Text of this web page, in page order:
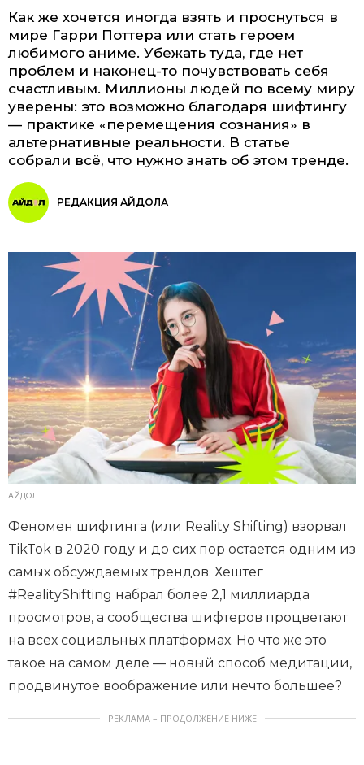
Как же хочется иногда взять и проснуться в
мире Гарри Поттера или стать героем
любимого аниме. Убежать туда, где нет
проблем и наконец-то почувствовать себя
счастливым. Миллионы людей по всему миру
уверены: это возможно благодаря шифтингу
— практике «перемещения сознания» в
альтернативные реальности. В статье
собрали всё, что нужно знать об этом тренде.
РЕДАКЦИЯ АЙДОЛА
АЙДОЛ
Феномен шифтинга (или Reality Shifting) взорвал
TikTok в 2020 году и до сих пор остается одним из
самых обсуждаемых трендов. Хештег
#RealityShifting набрал более 2,1 миллиарда
просмотров, а сообщества шифтеров процветают
на всех социальных платформах. Но что же это
такое на самом деле — новый способ медитации,
продвинутое воображение или нечто большее?
РЕКЛАМА – ПРОДОЛЖЕНИЕ НИЖЕ